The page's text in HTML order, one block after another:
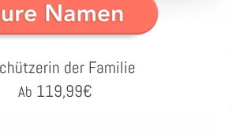
der Familie
Ab 119,99€